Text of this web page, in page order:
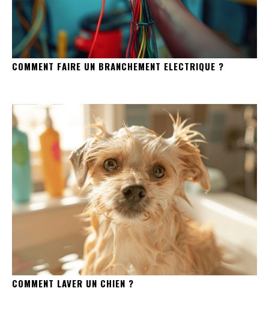
COMMENT FAIRE UN BRANCHEMENT ELECTRIQUE ?
COMMENT LAVER UN CHIEN ?